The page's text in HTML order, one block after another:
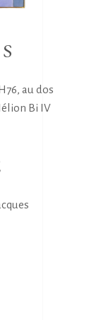
au dos
Bi IV